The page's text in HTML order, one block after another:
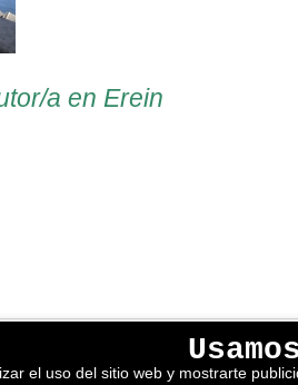
a en Erein
legal y política de privacidad
de Cookies
el uso del sitio web y mostrarte